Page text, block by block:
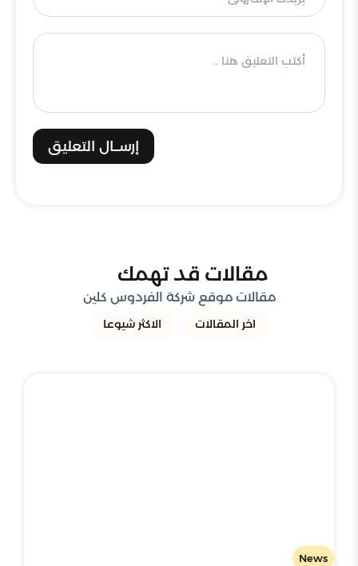
إرســال التعليق
مقالات قد تهمك
مقالات موقع شركة الفردوس كلين
اخر المقالات الاكثر شيوعا
News